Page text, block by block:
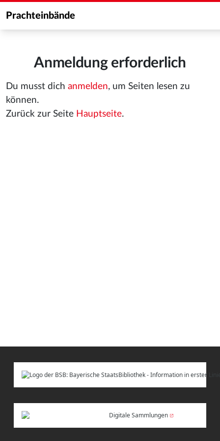
Prachteinbände
Anmeldung erforderlich
Du musst dich anmelden, um Seiten lesen zu
können.
Zurück zur Seite Hauptseite.
Digitale Sammlungen